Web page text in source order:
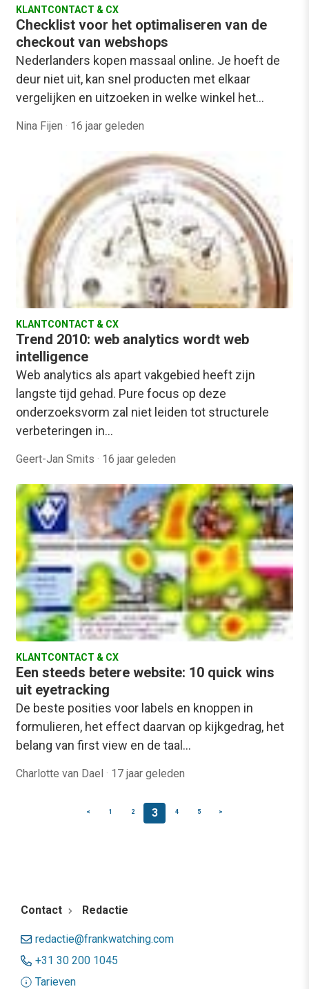
KLANTCONTACT & CX
Checklist voor het optimaliseren van de
checkout van webshops
Nederlanders kopen massaal online. Je hoeft de
deur niet uit, kan snel producten met elkaar
vergelijken en uitzoeken in welke winkel het…
Nina Fijen · 16 jaar geleden
KLANTCONTACT & CX
Trend 2010: web analytics wordt web
intelligence
Web analytics als apart vakgebied heeft zijn
langste tijd gehad. Pure focus op deze
onderzoeksvorm zal niet leiden tot structurele
verbeteringen in…
Geert-Jan Smits · 16 jaar geleden
KLANTCONTACT & CX
Een steeds betere website: 10 quick wins
uit eyetracking
De beste posities voor labels en knoppen in
formulieren, het effect daarvan op kijkgedrag, het
belang van first view en de taal…
Charlotte van Dael · 17 jaar geleden
< 1 2 3 4 5 >
Contact Redactie
redactie@frankwatching.com
+31 30 200 1045
Tarieven